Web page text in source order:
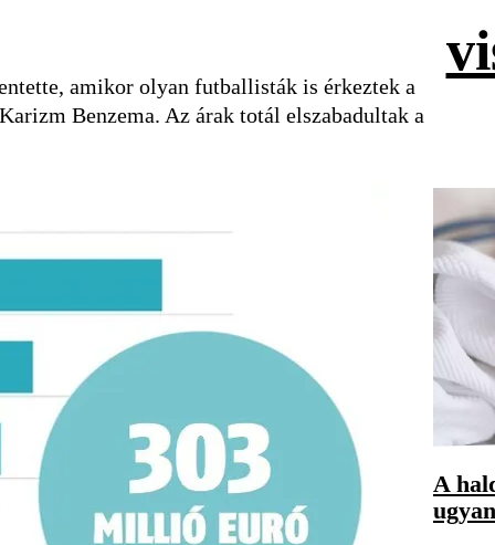
amikor olyan futballisták is érkeztek a
Benzema. Az árak totál elszabadultak a
A